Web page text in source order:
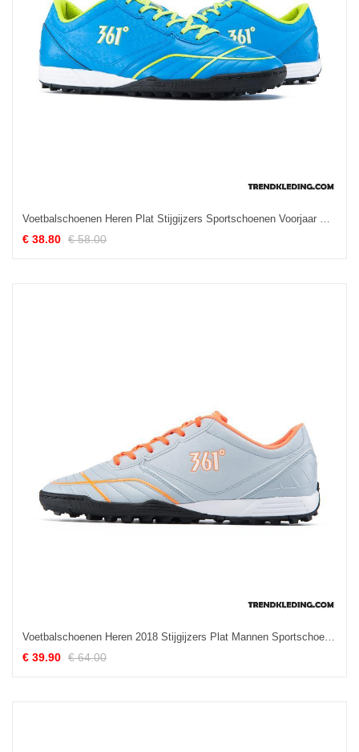
Voetbalschoenen Heren Plat Stijgijzers Sportschoenen Voorjaar Opleiding Mannen Blauw
€ 38.80 € 58.00
Voetbalschoenen Heren 2018 Stijgijzers Plat Mannen Sportschoenen Grijs
€ 39.90 € 64.00